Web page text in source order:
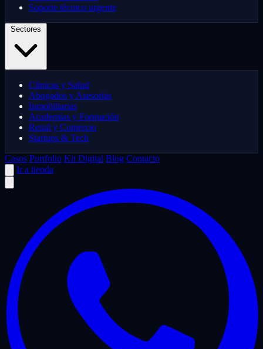
Soporte técnico urgente
Clínicas y Salud
Abogados y Asesorías
Inmobiliarias
Academias y Formación
Retail y Comercio
Startups & Tech
Casos Portfolio Kit Digital Blog Contacto
Ir a tienda